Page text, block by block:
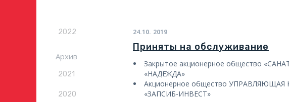
2022
Архив
2021
2020
24.10. 2019
Приняты на обслуживание
Закрытое акционерное общество
«НАДЕЖДА»
Акционерное общество
«ЗАПСИБ-ИНВЕСТ»